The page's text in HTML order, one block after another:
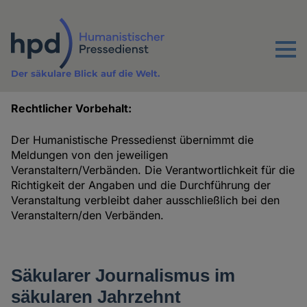
Inhalt
Menu
Der säkulare Blick auf die Welt.
Rechtlicher Vorbehalt:
Der Humanistische Pressedienst übernimmt die
Meldungen von den jeweiligen
Veranstaltern/Verbänden. Die Verantwortlichkeit für die
Richtigkeit der Angaben und die Durchführung der
Veranstaltung verbleibt daher ausschließlich bei den
Veranstaltern/den Verbänden.
Säkularer Journalis­mus im
säkularen Jahr­zehnt